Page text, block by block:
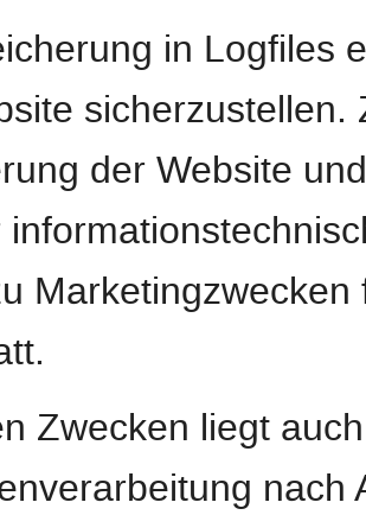
in Logfiles
der Website
Zwecken liegt
nach